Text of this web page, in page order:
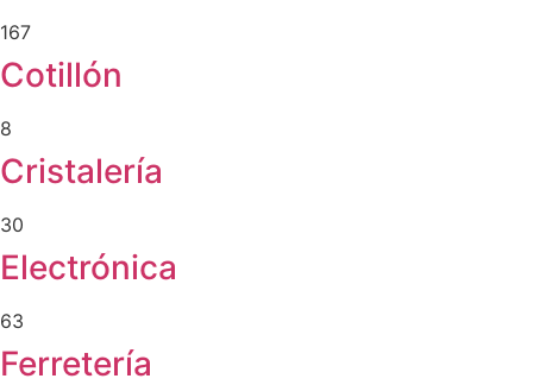
167
Cotillón
8
Cristalería
30
Electrónica
63
Ferretería